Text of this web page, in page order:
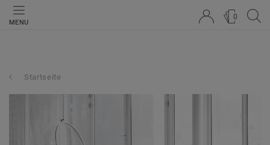
MENU
0
Startseite